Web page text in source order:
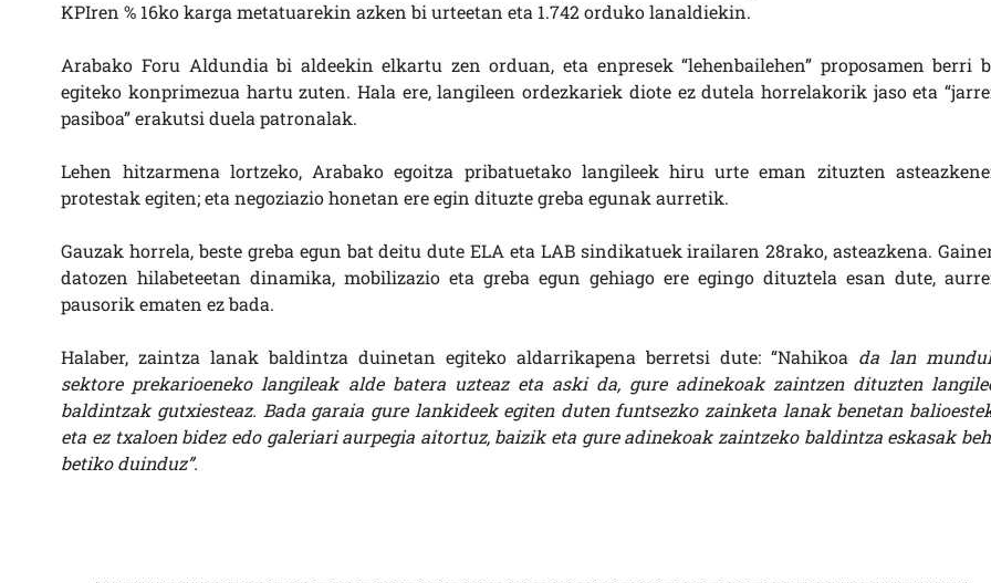
KPIren % 16ko karga metatuarekin azken bi urteetan eta 1.742 orduko lanaldiekin.
Arabako Foru Aldundia bi aldeekin elkartu zen orduan, eta enpresek “lehenbailehen” proposamen berri
egiteko konprimezua hartu zuten. Hala ere, langileen ordezkariek diote ez dutela horrelakorik jaso eta
pasiboa” erakutsi duela patronalak.
Lehen hitzarmena lortzeko, Arabako egoitza pribatuetako langileek hiru urte eman zituzten
protestak egiten; eta negoziazio honetan ere egin dituzte greba egunak aurretik.
Gauzak horrela, beste greba egun bat deitu dute ELA eta LAB sindikatuek irailaren 28rako, asteazkena.
datozen hilabeteetan dinamika, mobilizazio eta greba egun gehiago ere egingo dituztela esan dute,
pausorik ematen ez bada.
Halaber, zaintza lanak baldintza duinetan egiteko aldarrikapena berretsi dute: “Nahikoa da lan
sektore prekarioeneko langileak alde batera uzteaz eta aski da, gure adinekoak zaintzen dituzten
baldintzak gutxiesteaz. Bada garaia gure lankideek egiten duten funtsezko zainketa lanak benetan
eta ez txaloen bidez edo galeriari aurpegia aitortuz, baizik eta gure adinekoak zaintzeko baldintza eskasak
betiko duinduz”.